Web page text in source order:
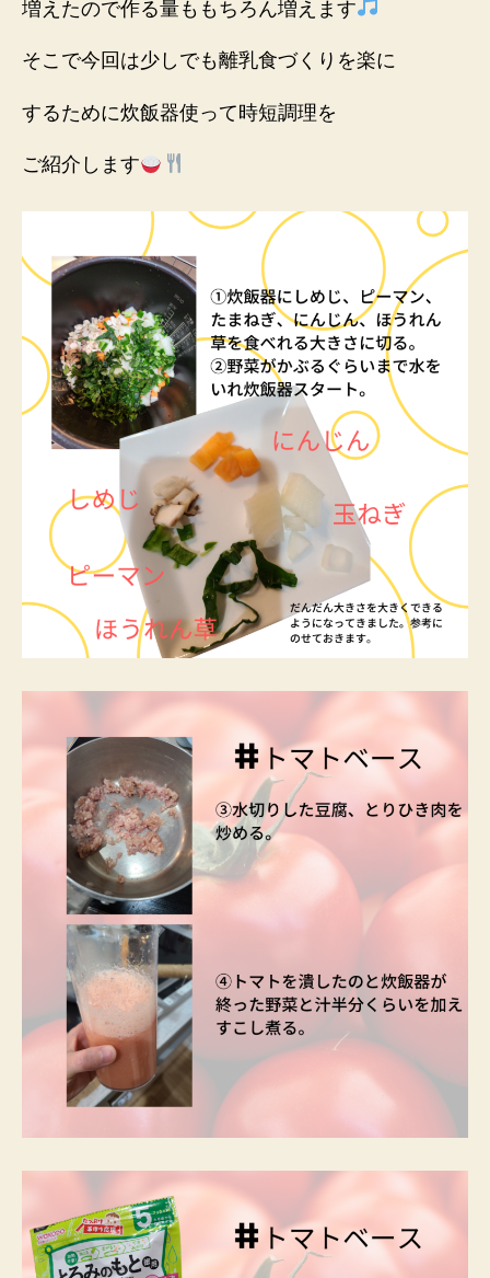
増えたので作る量ももちろん増えます
そこで今回は少しでも離乳食づくりを楽に
するために炊飯器使って時短調理を
ご紹介します